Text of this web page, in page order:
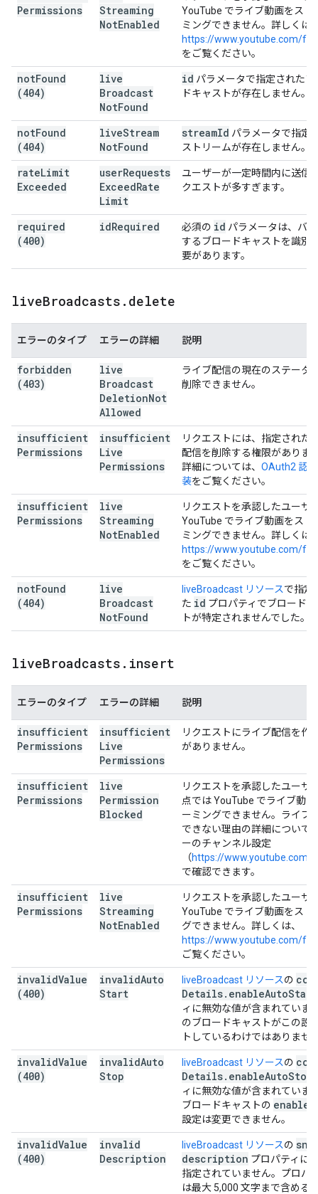
Permissions
Streaming
NotEnabled
YouTube でライブ動画をスト
ミングできません。詳しくは
https://www.youtube.com/
をご覧ください。
notFound
(404)
live
Broadcast
NotFound
id パラメータで指定されたブ
ドキャストが存在しません。
notFound
(404)
liveStream
NotFound
streamId パラメータで指定
ストリームが存在しません。
rateLimit
Exceeded
userRequests
ExceedRate
Limit
ユーザーが一定時間内に送信
クエストが多すぎます。
required
(400)
idRequired 必須の id パラメータは、バ
するブロードキャストを識別
要があります。
liveBroadcasts . delete
エラーのタイプ エラーの詳細 説明
forbidden
(403)
live
Broadcast
DeletionNot
Allowed
ライブ配信の現在のステータ
削除できません。
insufficient
Permissions
insufficient
Live
Permissions
リクエストには、指定された
配信を削除する権限がありま
詳細については、 OAuth2 認
装をご覧ください。
insufficient
Permissions
live
Streaming
NotEnabled
リクエストを承認したユーザ
YouTube でライブ動画をスト
ミングできません。詳しくは
https://www.youtube.com/
をご覧ください。
notFound
(404)
live
Broadcast
NotFound
liveBroadcast リソースで指定
た id プロパティでブロード
トが特定されませんでした。
liveBroadcasts . insert
エラーのタイプ エラーの詳細 説明
insufficient
Permissions
insufficient
Live
Permissions
リクエストにライブ配信を作
がありません。
insufficient
Permissions
live
Permission
Blocked
リクエストを承認したユーザ
点では YouTube でライブ動
ーミングできません。ライブ
できない理由の詳細について
ーのチャンネル設定
（https://www.youtube.com/
で確認できます。
insufficient
Permissions
live
Streaming
NotEnabled
リクエストを承認したユーザ
YouTube でライブ動画をスト
グできません。詳しくは、
https://www.youtube.com/
ご覧ください。
invalidValue
(400)
invalidAuto
Start
liveBroadcast リソースの
Details. enableAutoStart
ィに無効な値が含まれていま
のブロードキャストがこの設
トしているわけではありませ
invalidValue
(400)
invalidAuto
Stop
liveBroadcast リソースの
Details. enableAutoStop
ィに無効な値が含まれていま
ブロードキャストの enable
設定は変更できません。
invalidValue
(400)
invalid
Description
liveBroadcast リソースの
description プロパティに
指定されていません。プロパ
は最大 5,000 文字まで含める